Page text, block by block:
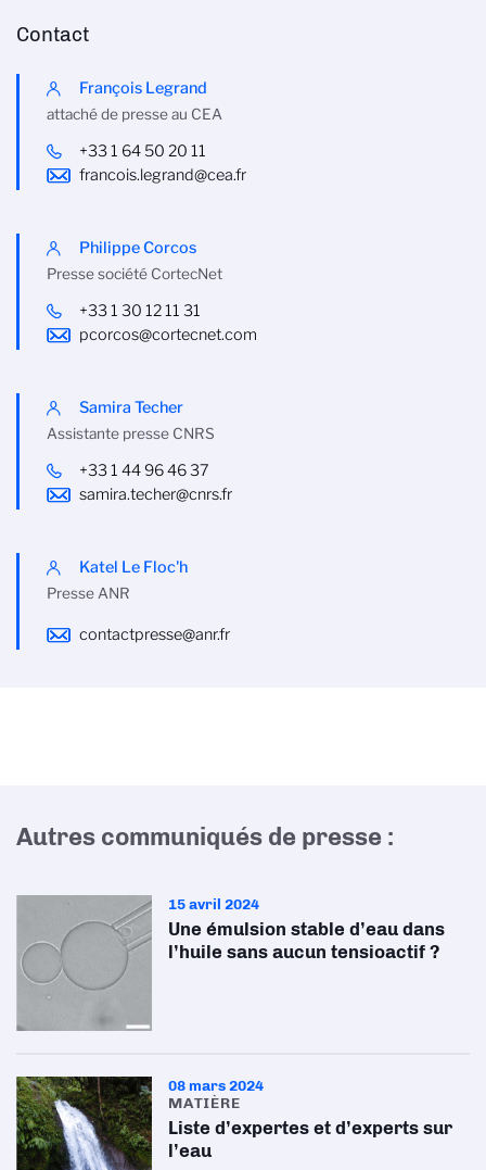
Contact
François Legrand
attaché de presse au CEA
+33 1 64 50 20 11
francois.legrand@cea.fr
Philippe Corcos
Presse société CortecNet
+33 1 30 12 11 31
pcorcos@cortecnet.com
Samira Techer
Assistante presse CNRS
+33 1 44 96 46 37
samira.techer@cnrs.fr
Katel Le Floc'h
Presse ANR
contactpresse@anr.fr
Autres communiqués de presse :
15 avril 2024
Une émulsion stable d’eau dans
l’huile sans aucun tensioactif ?
08 mars 2024
MATIÈRE
Liste d’expertes et d’experts sur
l’eau